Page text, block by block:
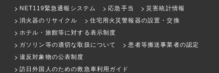
NET119緊急通報システム
応急手当
災害統計情報
消火器のリサイクル
住宅用火災警報器の設置・交換
ホテル・旅館等に対する表示制度
ガソリン等の適切な取扱について
患者等搬送事業者の認定
違反対象物の公表制度
訪日外国人のための救急車利用ガイド